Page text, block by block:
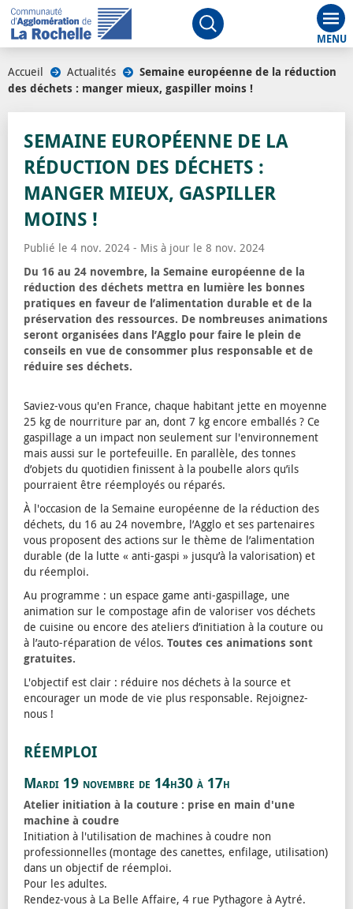
Ouvrir le moteur de
Accueil Actualités
Semaine européenne de la réduction
des déchets : manger mieux, gaspiller moins !
SEMAINE EUROPÉENNE DE LA
RÉDUCTION DES DÉCHETS :
MANGER MIEUX, GASPILLER
MOINS !
Publié le 4 nov. 2024 - Mis à jour le 8 nov. 2024
Du 16 au 24 novembre, la Semaine européenne de la
réduction des déchets mettra en lumière les bonnes
pratiques en faveur de l’alimentation durable et de la
préservation des ressources. De nombreuses animations
seront organisées dans l’Agglo pour faire le plein de
conseils en vue de consommer plus responsable et de
réduire ses déchets.
Saviez-vous qu'en France, chaque habitant jette en moyenne
25 kg de nourriture par an, dont 7 kg encore emballés ? Ce
gaspillage a un impact non seulement sur l'environnement
mais aussi sur le portefeuille. En parallèle, des tonnes
d’objets du quotidien finissent à la poubelle alors qu’ils
pourraient être réemployés ou réparés.
À l'occasion de la Semaine européenne de la réduction des
déchets, du 16 au 24 novembre, l’Agglo et ses partenaires
vous proposent des actions sur le thème de l’alimentation
durable (de la lutte « anti-gaspi » jusqu’à la valorisation) et
du réemploi.
Au programme : un espace game anti-gaspillage, une
animation sur le compostage afin de valoriser vos déchets
de cuisine ou encore des ateliers d’initiation à la couture ou
à l’auto-réparation de vélos. Toutes ces animations sont
gratuites.
L'objectif est clair : réduire nos déchets à la source et
encourager un mode de vie plus responsable. Rejoignez-
nous !
RÉEMPLOI
Mardi 19 novembre de 14h30 à 17h
Atelier initiation à la couture : prise en main d'une
machine à coudre
Initiation à l'utilisation de machines à coudre non
professionnelles (montage des canettes, enfilage, utilisation)
dans un objectif de réemploi.
Pour les adultes.
Rendez-vous à La Belle Affaire, 4 rue Pythagore à Aytré.